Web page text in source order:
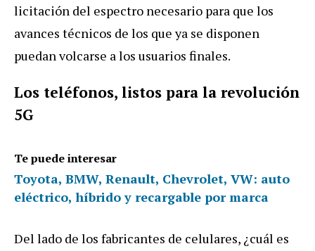
licitación del espectro necesario para que los
avances técnicos de los que ya se disponen
puedan volcarse a los usuarios finales.
Los teléfonos, listos para la revolución
5G
Te puede interesar
Toyota, BMW, Renault, Chevrolet, VW: auto
eléctrico, híbrido y recargable por marca
Del lado de los fabricantes de celulares, ¿cuál es